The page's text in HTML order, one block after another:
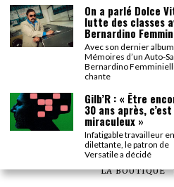
carte noire negra à l'o tiede
On a parlé Dolce Vita et
Bernardino Femminielli
moise et son mascarédans
On a parlé Dolce Vita et
Bernardino Femminielli
©2026TOUS
LES ARTICLES LE MAGAZINE
LA BOUTIQUE
On a parlé Dolce
lutte des classes
Bernardino
Avec son dernier album
Mémoires d’un Auto-
Bernardino
chante
Gilb’R : « Être
30 ans après, c’est
miraculeux »
Infatigable travailleur en
dilettante, le patron de
Versatile a décidé